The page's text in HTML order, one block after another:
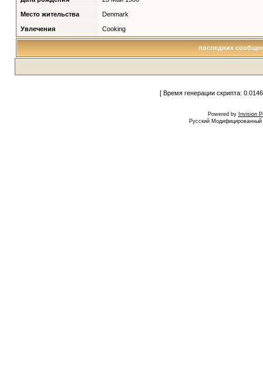
Место жительства Denmark
Увлечения Cooking
последних
[ Время генерации скрипта:
Powered by Invision
Русский